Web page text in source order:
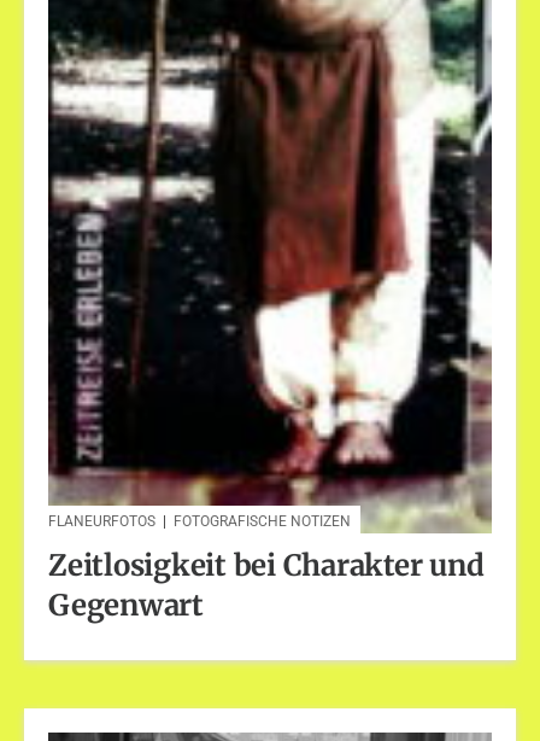
FLANEURFOTOS FOTOGRAFISCHE NOTIZEN
Zeitlosigkeit bei Charakter und
Gegenwart